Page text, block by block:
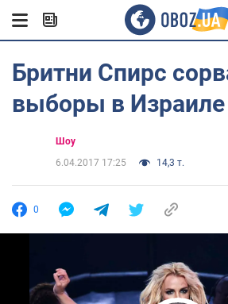
Бритни Спирс
выборы в Израиле
Шоу
6.04.2017 17:25
14,3 т.
0